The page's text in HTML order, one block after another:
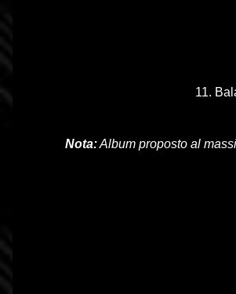
11.
Nota:Album proposto al